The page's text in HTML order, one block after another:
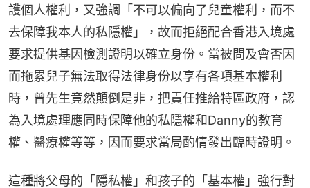
護個人權利，又強調「不可以偏向了兒童權利，而不
去保障我本人的私隱權」，故而拒絕配合香港入境處
要求提供基因檢測證明以確立身份。當被問及會否因
而拖累兒子無法取得法律身份以享有各項基本權利
時，曾先生竟然顛倒是非，把責任推給特區政府，認
為入境處理應同時保障他的私隱權和Danny的教育
權、醫療權等等，因而要求當局酌情發出臨時證明。
這種將父母的「隱私權」和孩子的「基本權」強行對